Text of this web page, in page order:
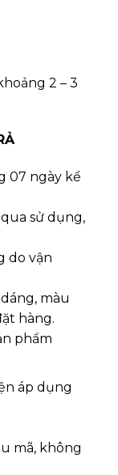
2 – 3
07 ngày kể
sử dụng,
do vận
màu
hàng.
phẩm
áp dụng
mã, không